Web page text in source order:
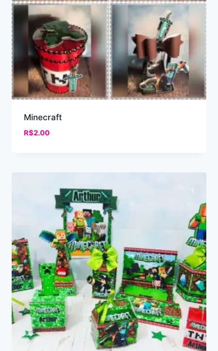
Minecraft
R$2.00